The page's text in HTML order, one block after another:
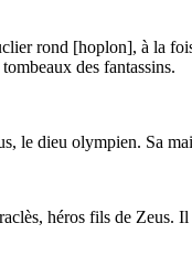
rond [hoplon], à la
des fantassins.
le dieu olympien. Sa
héros fils de Zeus.